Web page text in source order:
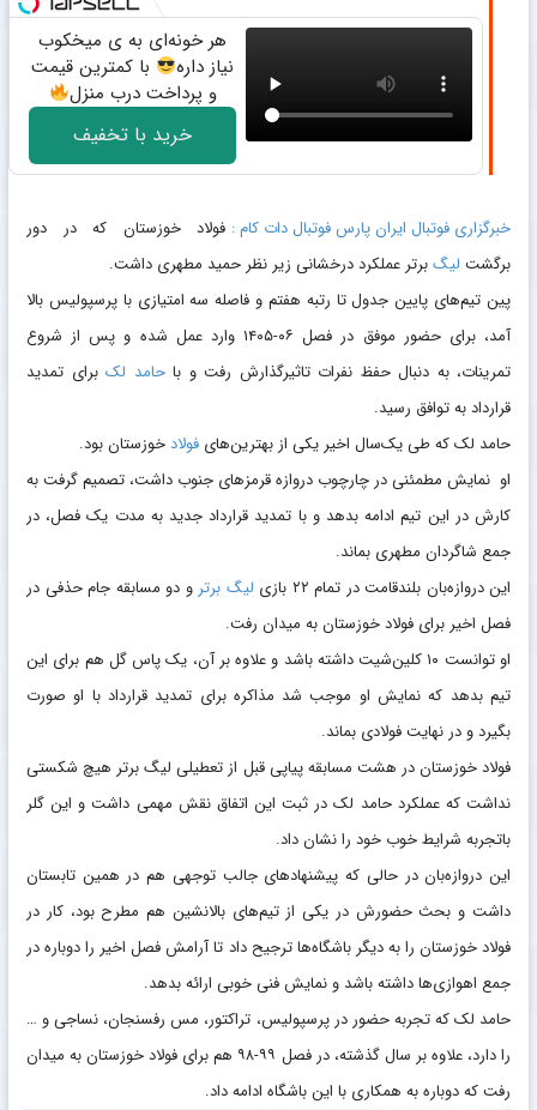
هر خونه‌ای به ی میخکوب
نیاز داره
با کمترین قیمت
و پرداخت درب منزل
خرید با تخفیف
خبرگزاری فوتبال ایران پارس فوتبال دات کام : فولاد خوزستان که در دور
برگشت لیگبرتر عملکرد درخشانی زیر نظر حمید مطهری داشت.
پین تیم‌های پایین جدول تا رتبه هفتم و فاصله سه امتیازی با پرسپولیس بالا
آمد، برای حضور موفق در فصل ۰۶-۱۴۰۵ وارد عمل شده و پس از شروع
تمرینات، به دنبال حفظ نفرات تاثیرگذارش رفت و باحامد لک برای تمدید
قرارداد به توافق رسید.
حامد لک که طی یک‌سال اخیر یکی از بهترین‌های فولادخوزستان بود.
او نمایش مطمئنی در چارچوب دروازه قرمزهای جنوب داشت، تصمیم گرفت به
کارش در این تیم ادامه بدهد و با تمدید قرارداد جدید به مدت یک فصل، در
جمع شاگردان مطهری بماند.
این دروازه‌بان بلندقامت در تمام ۲۲ بازی
لیگ برتر و دو مسابقه جام حذفی در
فصل اخیر برای فولاد خوزستان به میدان رفت.
او توانست ۱۰ کلین‌شیت داشته باشد و علاوه بر آن، یک پاس گل هم برای این
تیم بدهد که نمایش او موجب شد مذاکره برای تمدید قرارداد با او صورت
بگیرد و در نهایت فولادی بماند.
فولاد خوزستان در هشت مسابقه پیاپی قبل از تعطیلی لیگ برتر هیچ شکستی
نداشت که عملکرد حامد لک در ثبت این اتفاق نقش مهمی داشت و این گلر
باتجربه شرایط خوب خود را نشان داد.
این دروازه‌بان در حالی که پیشنهادهای جالب توجهی هم در همین تابستان
داشت و بحث حضورش در یکی از تیم‌های بالانشین هم مطرح بود، کار در
فولاد خوزستان را به دیگر باشگاه‌ها ترجیح داد تا آرامش فصل اخیر را دوباره در
جمع اهوازی‌ها داشته باشد و نمایش فنی خوبی ارائه بدهد.
حامد لک که تجربه حضور در پرسپولیس، تراکتور، مس رفسنجان، نساجی و …
را دارد، علاوه بر سال گذشته، در فصل ۹۹-۹۸ هم برای فولاد خوزستان به میدان
رفت که دوباره به همکاری با این باشگاه ادامه داد.